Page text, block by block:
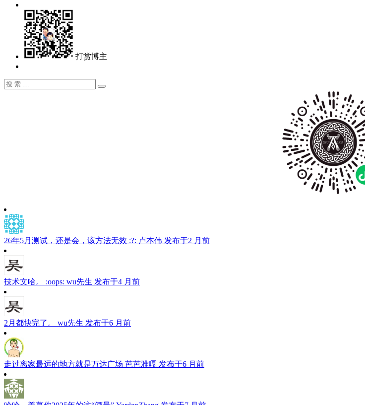
打赏博主
搜
搜
26年5月测试，还是会，该方法无效 :?: 卢本伟 发布于2 月前
技术文哈。 :oops: wu先生 发布于4 月前
2月都快完了。 wu先生 发布于6 月前
走过离家最远的地方就是万达广场 芭芭雅嘎 发布于6 月前